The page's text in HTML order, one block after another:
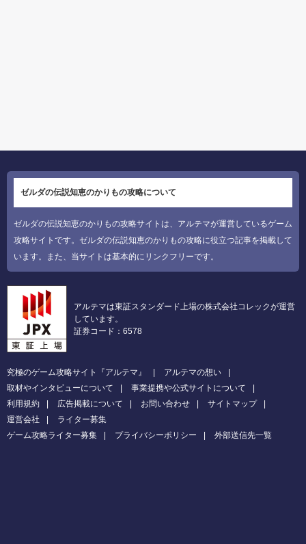
ゼルダの伝説知恵のかりもの攻略について
ゼルダの伝説知恵のかりもの攻略サイトは、アルテマが運営しているゲーム
攻略サイトです。ゼルダの伝説知恵のかりもの攻略に役立つ記事を掲載して
います。また、当サイトは基本的にリンクフリーです。
アルテマは東証スタンダード上場の株式会社コレックが運営
しています。
証券コード：6578
究極のゲーム攻略サイト『アルテマ』
アルテマの想い
取材やインタビューについて
事業提携や公式サイトについて
利用規約
広告掲載について お問い合わせ
サイトマップ
運営会社
ライター募集
ゲーム攻略ライター募集
プライバシーポリシー 外部送信先一覧